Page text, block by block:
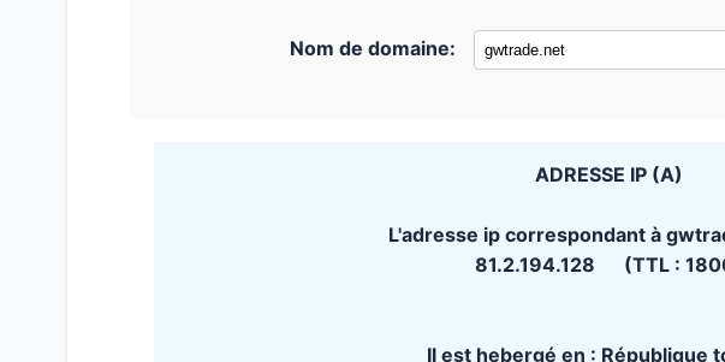
Nom de domaine:
ADRESSE IP (A)
L'adresse ip correspondant à
81.2.194.128 (TTL :
Il est hebergé en : République